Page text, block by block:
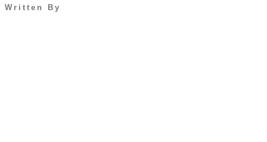
Written By